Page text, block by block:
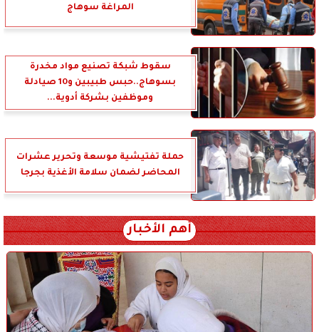
المراغة سوهاج
سقوط شبكة تصنيع مواد مخدرة
بسوهاج..حبس طبيبين و10 صيادلة
وموظفين بشركة أدوية...
حملة تفتيشية موسعة وتحرير عشرات
المحاضر لضمان سلامة الأغذية بجرجا
أهم الأخبار